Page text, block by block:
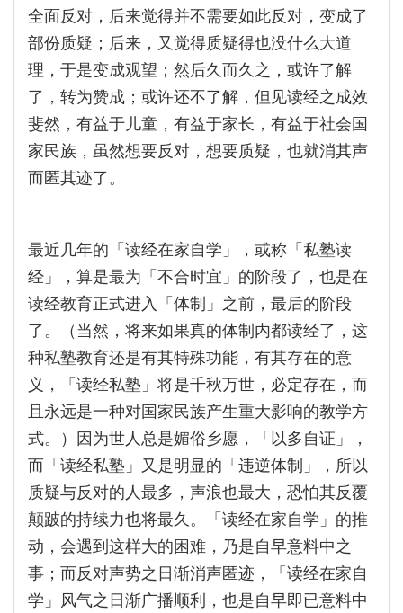
全面反对，后来觉得并不需要如此反对，变成了
部份质疑；后来，又觉得质疑得也没什么大道
理，于是变成观望；然后久而久之，或许了解
了，转为赞成；或许还不了解，但见读经之成效
斐然，有益于儿童，有益于家长，有益于社会国
家民族，虽然想要反对，想要质疑，也就消其声
而匿其迹了。
最近几年的「读经在家自学」，或称「私塾读
经」，算是最为「不合时宜」的阶段了，也是在
读经教育正式进入「体制」之前，最后的阶段
了。（当然，将来如果真的体制内都读经了，这
种私塾教育还是有其特殊功能，有其存在的意
义，「读经私塾」将是千秋万世，必定存在，而
且永远是一种对国家民族产生重大影响的教学方
式。）因为世人总是媚俗乡愿，「以多自证」，
而「读经私塾」又是明显的「违逆体制」，所以
质疑与反对的人最多，声浪也最大，恐怕其反覆
颠跛的持续力也将最久。「读经在家自学」的推
动，会遇到这样大的困难，乃是自早意料中之
事；而反对声势之日渐消声匿迹，「读经在家自
学」风气之日渐广播顺利，也是自早即已意料中